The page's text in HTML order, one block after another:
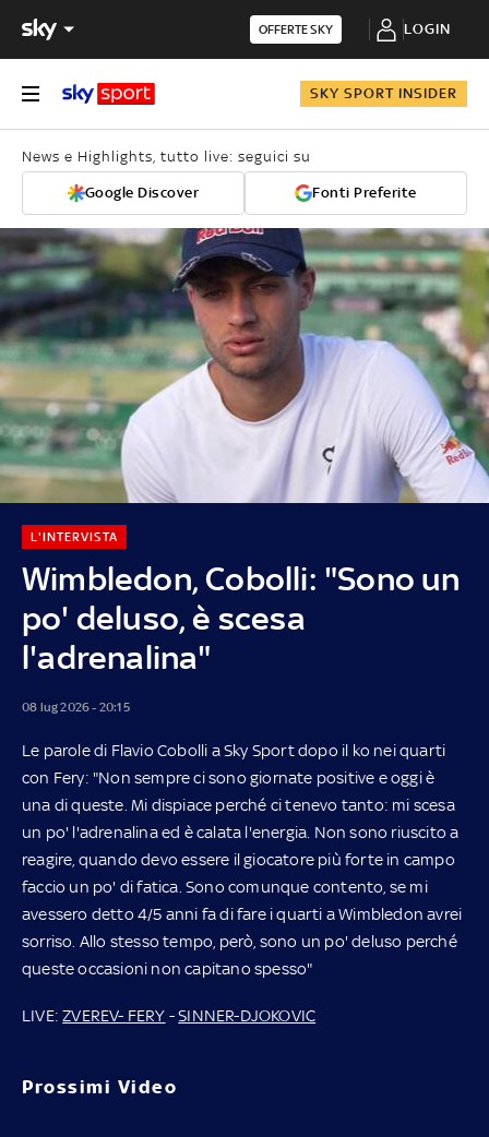
OFFERTE SKY LOGIN
SKY SPORT INSIDER
News e Highlights, tutto live: seguici su
Google Discover Fonti Preferite
Wimbledon, Cobolli: "Sono un
po' deluso, è scesa
l'adrenalina"
L'INTERVISTA
08 lug 2026 - 20:15
Le parole di Flavio Cobolli a Sky Sport dopo il ko nei quarti
con Fery: "Non sempre ci sono giornate positive e oggi è
una di queste. Mi dispiace perché ci tenevo tanto: mi scesa
un po' l'adrenalina ed è calata l'energia. Non sono riuscito a
reagire, quando devo essere il giocatore più forte in campo
faccio un po' di fatica. Sono comunque contento, se mi
avessero detto 4/5 anni fa di fare i quarti a Wimbledon avrei
sorriso. Allo stesso tempo, però, sono un po' deluso perché
queste occasioni non capitano spesso"
LIVE:ZVEREV- FERY -SINNER-DJOKOVIC
Prossimi Video